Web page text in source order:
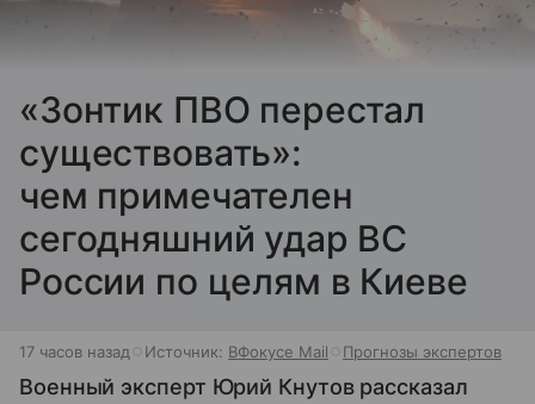
«Зонтик ПВО перестал
существовать»:
чем примечателен
сегодняшний удар ВС
России по целям в Киеве
17 часов назад Источник: ВФокусе Mail Прогнозы экспертов
Военный эксперт Юрий Кнутов рассказал